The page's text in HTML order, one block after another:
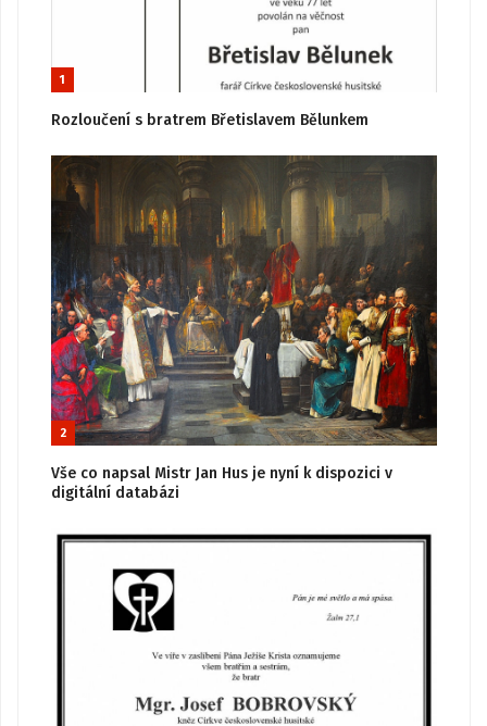
1
Rozloučení s bratrem Břetislavem Bělunkem
2
Vše co napsal Mistr Jan Hus je nyní k dispozici v
digitální databázi